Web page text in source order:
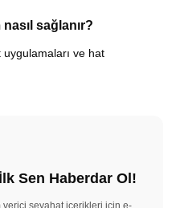
sağlanır?
uygulamaları ve hat
Sen Haberdar Ol!
verici seyahat içerikleri için e-